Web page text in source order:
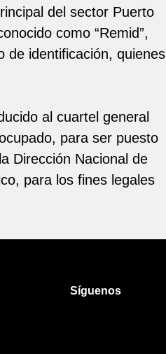
del sector Puerto
como “Remid”,
de identificación, quienes
al cuartel general
para ser puesto
Dirección Nacional de
para los fines legales
Síguenos